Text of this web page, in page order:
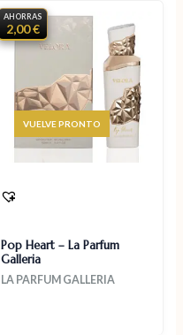
AHORRAS
2,00 €
AGOTADO
Pop Heart – La Parfum
Galleria
LA PARFUM GALLERIA